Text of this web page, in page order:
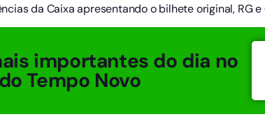
da Caixa apresentando o bilhete original, RG e
importantes do dia no
Tempo Novo